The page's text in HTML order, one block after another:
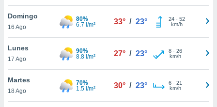
sitio
En
sean
el sitio
Domingo
16 Ago
80%
6.7 l/m²
33° / 23° 24- 52
km/h
Lunes
17 Ago
90%
8.8 l/m²
27° / 23° 8- 26
km/h
Martes
18 Ago
70%
1.5 l/m²
30° / 23° 6- 21
km/h